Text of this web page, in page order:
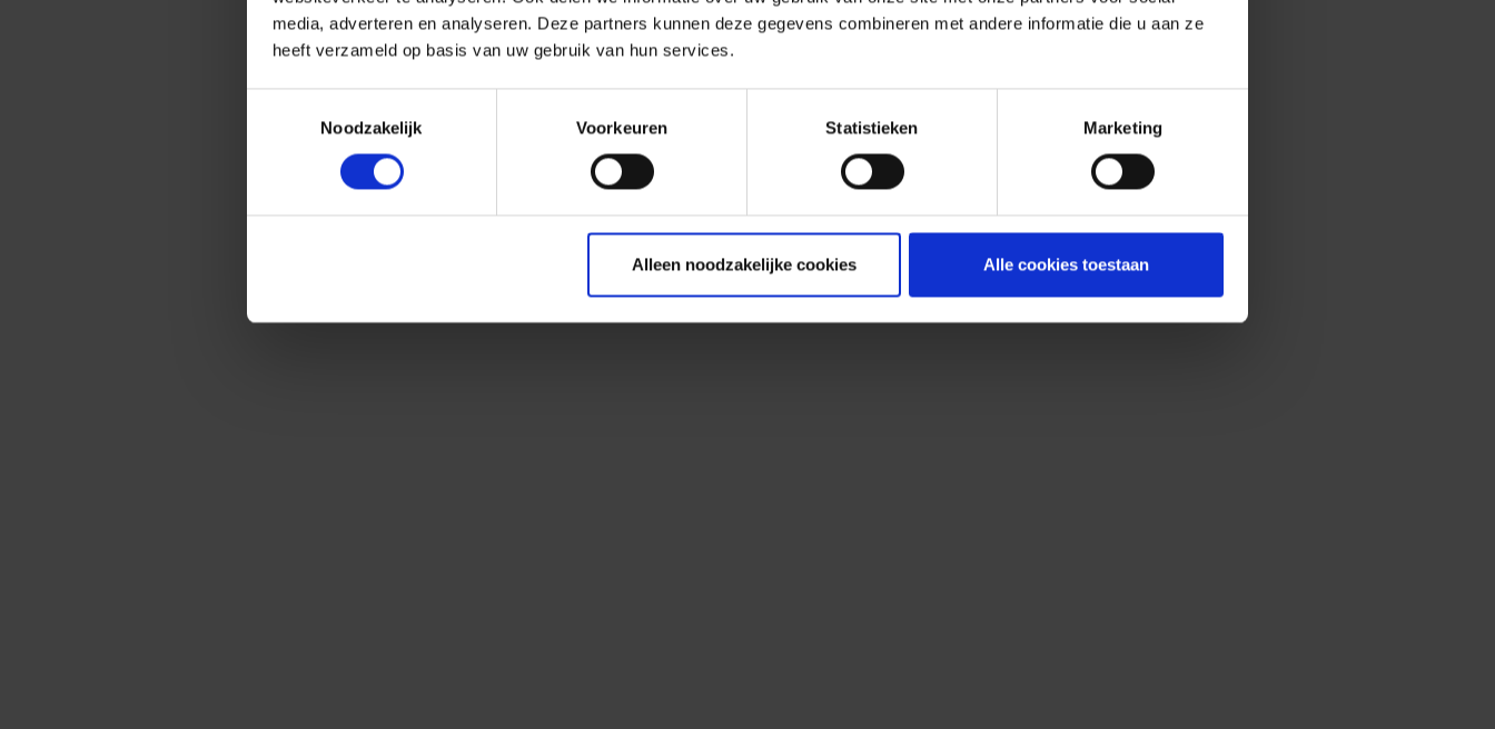
media, adverteren en analyseren. Deze partners kunnen deze gegevens combineren met andere informatie die u aan ze
heeft verzameld op basis van uw gebruik van hun services.
Noodzakelijk
Voorkeuren Statistieken Marketing
Alleen noodzakelijke cookies Alle cookies toestaan